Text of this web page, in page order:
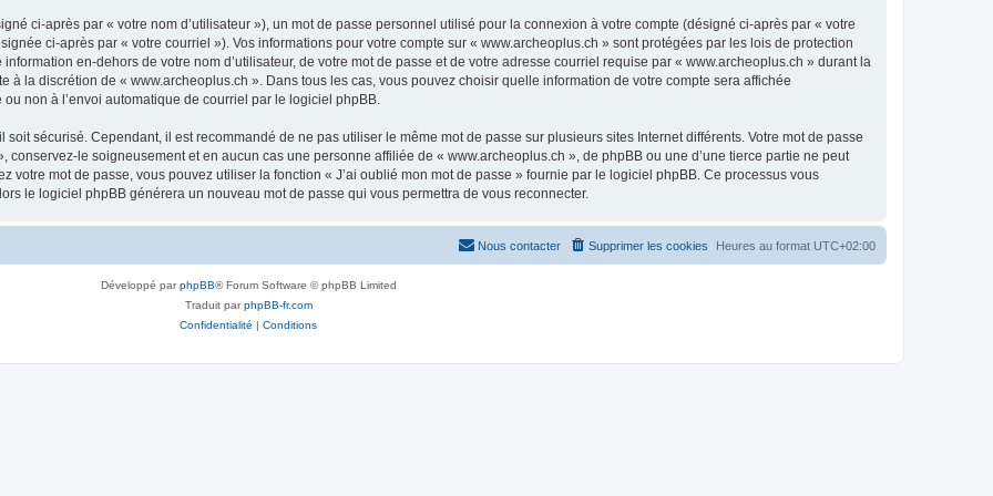
ci-après par « votre nom d’utilisateur »), un mot de passe personnel utilisé pour la connexion à votre compte (désigné ci-après par « votre
ci-après par « votre courriel »). Vos informations pour votre compte sur « www.archeoplus.ch » sont protégées par les lois de protection
en-dehors de votre nom d’utilisateur, de votre mot de passe et de votre adresse courriel requise par « www.archeoplus.ch » durant la
à la discrétion de « www.archeoplus.ch ». Dans tous les cas, vous pouvez choisir quelle information de votre compte sera affichée
non à l’envoi automatique de courriel par le logiciel phpBB.
sécurisé. Cependant, il est recommandé de ne pas utiliser le même mot de passe sur plusieurs sites Internet différents. Votre mot de passe
conservez-le soigneusement et en aucun cas une personne affiliée de « www.archeoplus.ch », de phpBB ou une d’une tierce partie ne peut
votre mot de passe, vous pouvez utiliser la fonction « J’ai oublié mon mot de passe » fournie par le logiciel phpBB. Ce processus vous
le logiciel phpBB générera un nouveau mot de passe qui vous permettra de vous reconnecter.
Heures au format UTC+02:00
Supprimer les cookies
Nous contacter
Développé parphpBB® Forum Software © phpBB Limited
Traduit parphpBB-fr.com
Confidentialité | Conditions